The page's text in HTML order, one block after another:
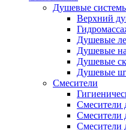
Душевые
Верхний
Душевые
Душевые
Душевые
Душевые
Смесители
Смесители
Смесители
Смесители